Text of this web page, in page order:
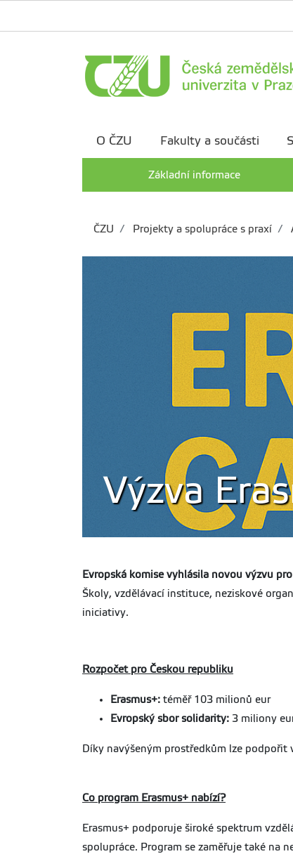
O ČZU Fakulty a součásti
Základní informace
ČZU Projekty a spolupráce s praxí
Výzva
Evropská komise vyhlásila novou výzvu
Školy, vzdělávací instituce, neziskové
iniciativy.
Rozpočet pro Českou republiku
Erasmus+: téměř 103 milionů eur
Evropský sbor solidarity: 3 miliony
Díky navýšeným prostředkům lze
Co program Erasmus+ nabízí?
Erasmus+ podporuje široké spektrum
spolupráce. Program se zaměřuje také na